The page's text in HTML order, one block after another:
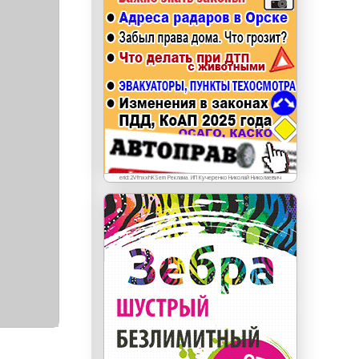
erid: LdtCKJjWj Реклама. ИП Кучеренко Николай
Николаевич
erid:2VfnxxhKSem Реклама. ИП Кучеренко Николай Николаевич